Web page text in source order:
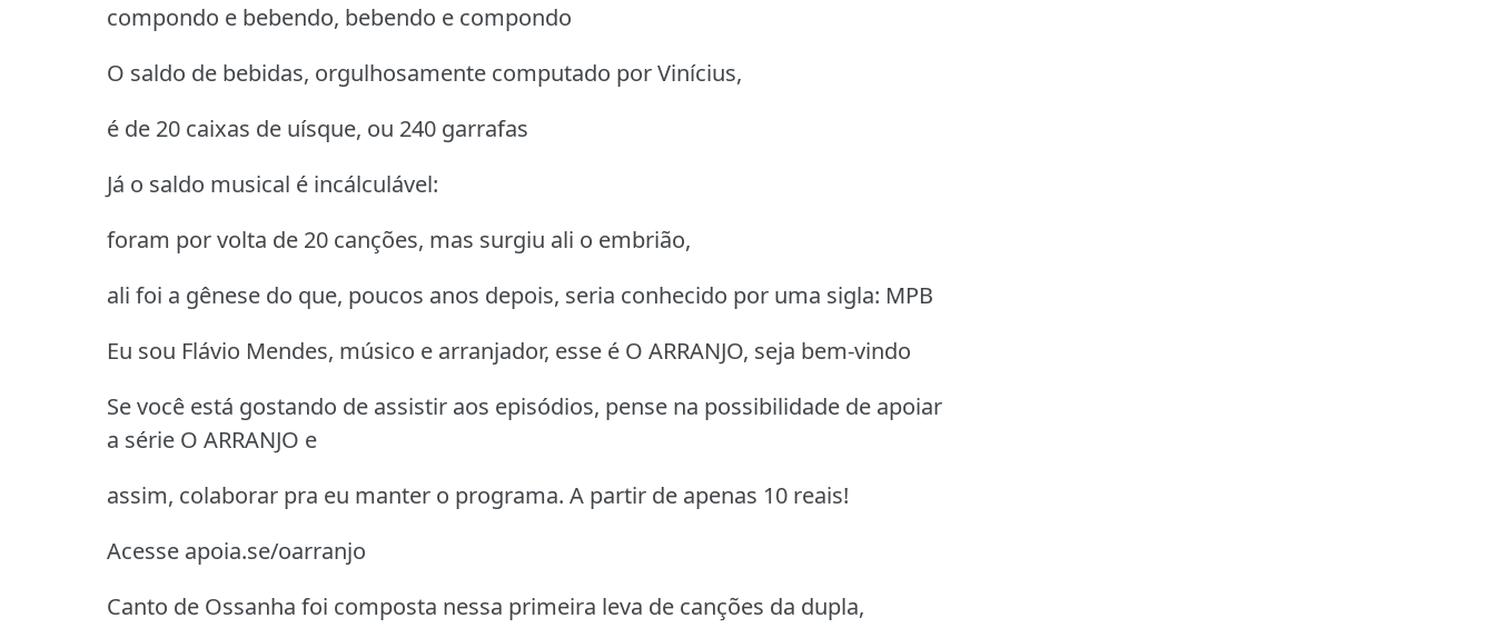
compondo e bebendo, bebendo e compondo
O saldo de bebidas, orgulhosamente computado por Vinícius,
é de 20 caixas de uísque, ou 240 garrafas
Já o saldo musical é incálculável:
foram por volta de 20 canções, mas surgiu ali o embrião,
ali foi a gênese do que, poucos anos depois, seria conhecido por uma sigla: MPB
Eu sou Flávio Mendes, músico e arranjador, esse é O ARRANJO, seja bem-vindo
Se você está gostando de assistir aos episódios, pense na possibilidade de apoiar
a série O ARRANJO e
assim, colaborar pra eu manter o programa. A partir de apenas 10 reais!
Acesse apoia.se/oarranjo
Canto de Ossanha foi composta nessa primeira leva de canções da dupla,